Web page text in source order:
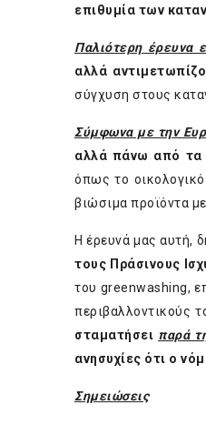
επιθυμία των
Παλιότερη έρευνα
αλλά
σύγχυση στους
Σύμφωνα με την
αλλά πάνω από τα
όπως το
βιώσιμα προϊόντα με
Η έρευνά μας αυτή,
τους Πράσινους
του greenwashing,
περιβαλλοντικούς
σταματήσει παρά
ανησυχίες ότι ο
Σημειώσεις